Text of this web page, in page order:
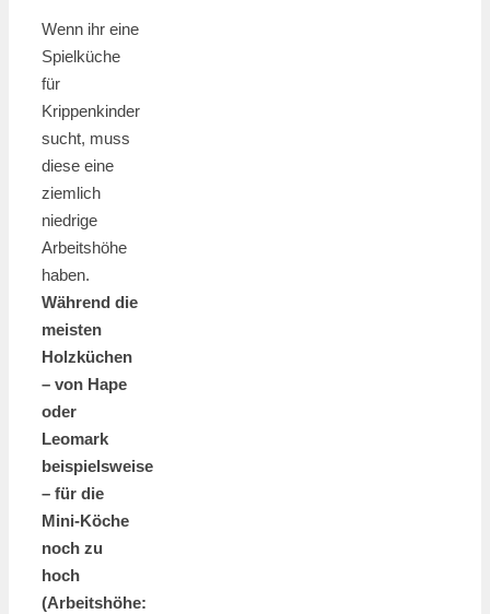
Wenn ihr eine
Spielküche
für
Krippenkinder
sucht, muss
diese eine
ziemlich
niedrige
Arbeitshöhe
haben.
Während die
meisten
Holzküchen
– von Hape
oder
Leomark
beispielsweise
– für die
Mini-Köche
noch zu
hoch
(Arbeitshöhe: